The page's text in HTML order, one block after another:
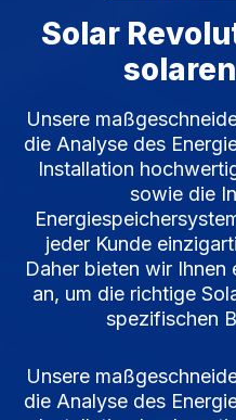
Solar
Unsere
die Analyse des
Installation
sowie die
jeder Kunde
Daher bieten wir Ihnen
an, um die richtige
spezifischen
Unsere
die Analyse des